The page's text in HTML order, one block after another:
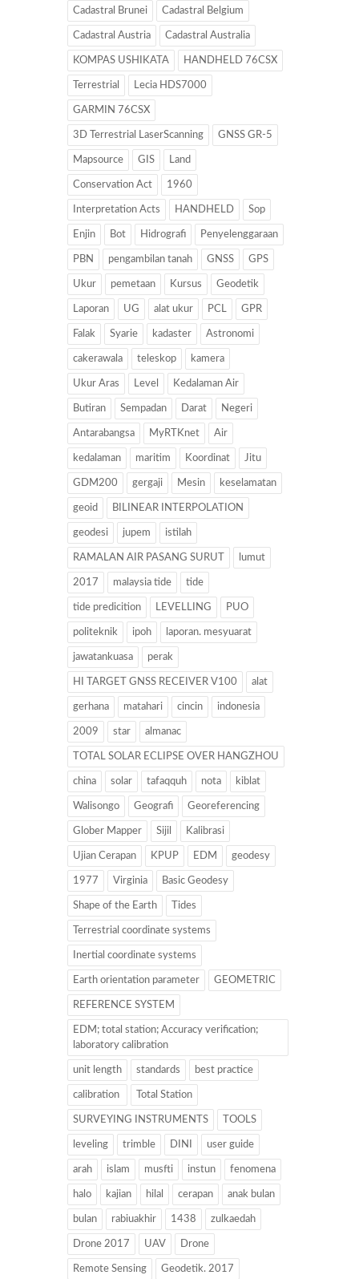
Cadastral Brunei Cadastral Belgium
Cadastral Austria Cadastral Australia
KOMPAS USHIKATA HANDHELD 76CSX
Terrestrial Lecia HDS7000
GARMIN 76CSX
3D Terrestrial LaserScanning GNSS GR-5
Mapsource GIS Land
Conservation Act 1960
Interpretation Acts HANDHELD Sop
Enjin Bot Hidrografi Penyelenggaraan
PBN pengambilan tanah GNSS GPS
Ukur pemetaan Kursus Geodetik
Laporan UG alat ukur PCL GPR
Falak Syarie kadaster Astronomi
cakerawala teleskop kamera
Ukur Aras Level Kedalaman Air
Butiran Sempadan Darat Negeri
Antarabangsa MyRTKnet Air
kedalaman maritim Koordinat Jitu
GDM200 gergaji Mesin keselamatan
geoid BILINEAR INTERPOLATION
geodesi jupem istilah
RAMALAN AIR PASANG SURUT lumut
2017 malaysia tide tide
tide predicition LEVELLING PUO
politeknik ipoh laporan. mesyuarat
jawatankuasa perak
HI TARGET GNSS RECEIVER V100 alat
gerhana matahari cincin indonesia
2009 star almanac
TOTAL SOLAR ECLIPSE OVER HANGZHOU
china solar tafaqquh nota kiblat
Walisongo Geografi Georeferencing
Glober Mapper Sijil Kalibrasi
Ujian Cerapan KPUP EDM geodesy
1977 Virginia Basic Geodesy
Shape of the Earth Tides
Terrestrial coordinate systems
Inertial coordinate systems
Earth orientation parameter GEOMETRIC
REFERENCE SYSTEM
EDM; total station; Accuracy verification;
laboratory calibration
unit length standards best practice
calibration Total Station
SURVEYING INSTRUMENTS TOOLS
leveling trimble DINI user guide
arah islam musfti instun fenomena
halo kajian hilal cerapan anak bulan
bulan rabiuakhir 1438 zulkaedah
Drone 2017 UAV Drone
Remote Sensing Geodetik. 2017